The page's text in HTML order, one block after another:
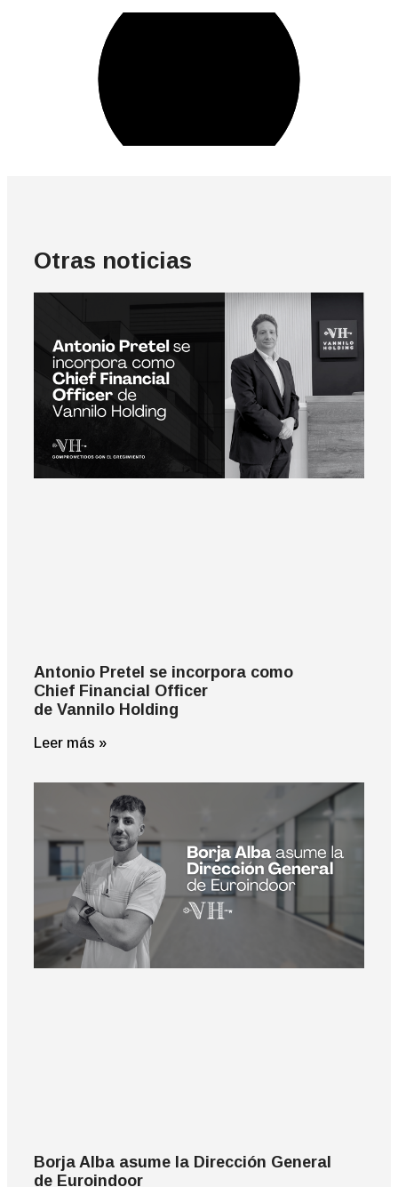
Otras noticias
Antonio Pretel se incorpora como
Chief Financial Officer
de Vannilo Holding
Leer más »
Borja Alba asume la Dirección General
de Euroindoor